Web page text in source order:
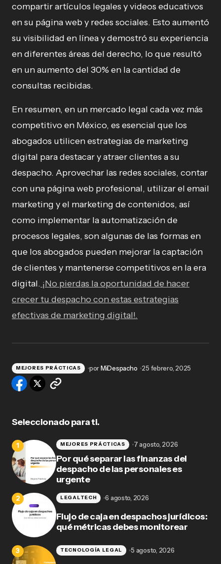
compartir artículos legales y videos educativos
en su página web y redes sociales. Esto aumentó
su visibilidad en línea y demostró su experiencia
en diferentes áreas del derecho, lo que resultó
en un aumento del 30% en la cantidad de
consultas recibidas.
En resumen, en un mercado legal cada vez más
competitivo en México, es esencial que los
abogados utilicen estrategias de marketing
digital para destacar y atraer clientes a su
despacho. Aprovechar las redes sociales, contar
con una página web profesional, utilizar el email
marketing y el marketing de contenidos, así
como implementar la automatización de
procesos legales, son algunas de las formas en
que los abogados pueden mejorar la captación
de clientes y mantenerse competitivos en la era
digital. ¡No pierdas la oportunidad de hacer
crecer tu despacho con estas estrategias
efectivas de marketing digital!.
MEJORES PRÁCTICAS porMiDespacho 25 febrero, 2025
Seleccionado para ti.
Por qué separar las finanzas del
despacho de las personales es
urgente
MEJORES PRÁCTICAS 7 agosto, 2026
Flujo de caja en despachos jurídicos:
qué métricas debes monitorear
LEGALTECH 6 agosto, 2026
TECNOLOGÍA LEGAL 5 agosto, 2026